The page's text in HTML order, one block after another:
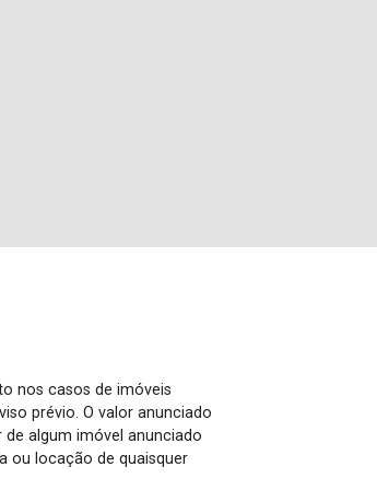
nos casos de imóveis
prévio. O valor anunciado
algum imóvel anunciado
ou locação de quaisquer